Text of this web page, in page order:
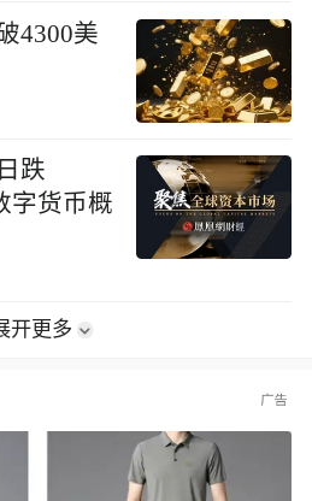
4300美
跌
字货币概
开更多